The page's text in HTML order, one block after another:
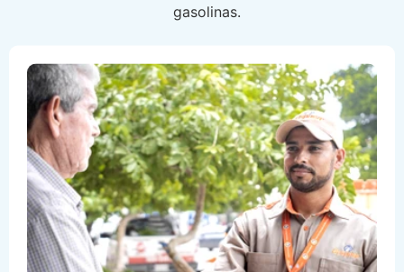
gasolinas.